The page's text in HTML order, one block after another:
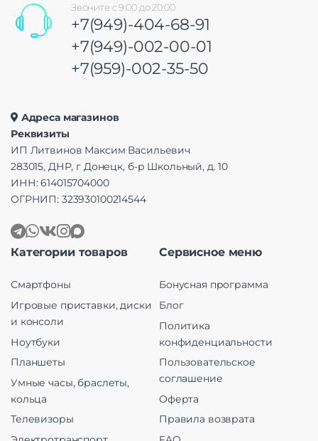
Звоните с 9:00 до 20:00
+7(949)-404-68-91
+7(949)-002-00-01
+7(959)-002-35-50
Адреса магазинов
Реквизиты
ИП Литвинов Максим Васильевич
283015, ДНР, г Донецк, б-р Школьный, д. 10
ИНН: 614015704000
ОГРНИП: 323930100214544
Категории товаров
Смартфоны
Игровые приставки, диски
и консоли
Ноутбуки
Планшеты
Умные часы, браслеты,
кольца
Телевизоры
Сервисное меню
Бонусная программа
Блог
Политика
конфиденциальности
Пользовательское
соглашение
Оферта
Правила возврата